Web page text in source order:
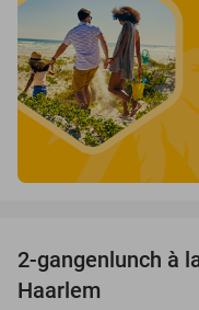
2-gangenlunch à
Haarlem